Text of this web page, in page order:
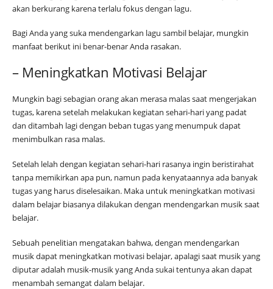
akan berkurang karena terlalu fokus dengan lagu.
Bagi Anda yang suka mendengarkan lagu sambil belajar, mungkin
manfaat berikut ini benar-benar Anda rasakan.
– Meningkatkan Motivasi Belajar
Mungkin bagi sebagian orang akan merasa malas saat mengerjakan
tugas, karena setelah melakukan kegiatan sehari-hari yang padat
dan ditambah lagi dengan beban tugas yang menumpuk dapat
menimbulkan rasa malas.
Setelah lelah dengan kegiatan sehari-hari rasanya ingin beristirahat
tanpa memikirkan apa pun, namun pada kenyataannya ada banyak
tugas yang harus diselesaikan. Maka untuk meningkatkan motivasi
dalam belajar biasanya dilakukan dengan mendengarkan musik saat
belajar.
Sebuah penelitian mengatakan bahwa, dengan mendengarkan
musik dapat meningkatkan motivasi belajar, apalagi saat musik yang
diputar adalah musik-musik yang Anda sukai tentunya akan dapat
menambah semangat dalam belajar.